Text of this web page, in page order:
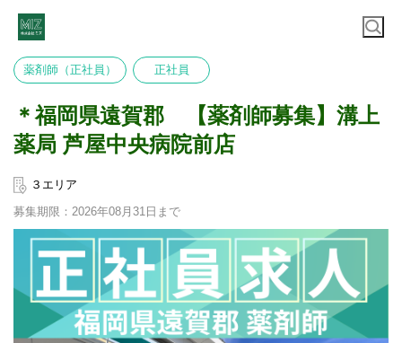
薬剤師（正社員） 正社員
＊福岡県遠賀郡 【薬剤師募集】溝上
薬局 芦屋中央病院前店
３エリア
募集期限：2026年08月31日まで